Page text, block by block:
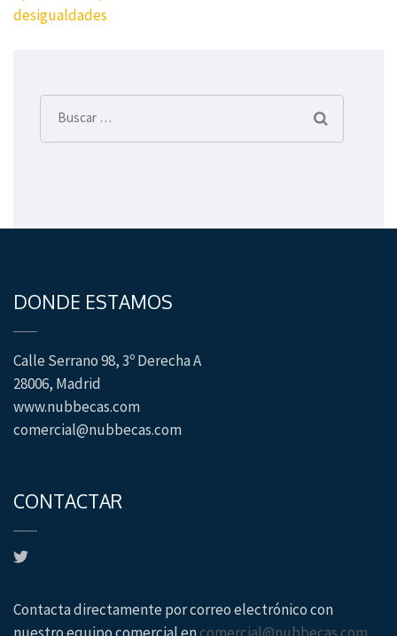
entradas
desigualdades
Buscar:
DONDE ESTAMOS
Calle Serrano 98, 3º Derecha A
28006, Madrid
www.nubbecas.com
comercial@nubbecas.com
CONTACTAR
Contacta directamente por correo electrónico con
nuestro equipo comercial encomercial@nubbecas.com